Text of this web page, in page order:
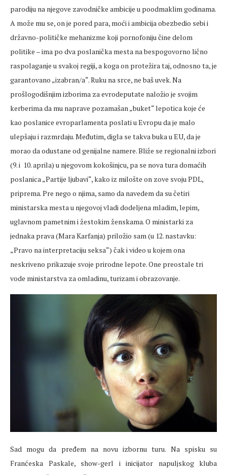
parodiju na njegove zavodničke ambicije u poodmaklim godinama.
A može mu se, on je pored para, moći i ambicija obezbedio sebi i
državno-političke mehanizme koji pornofoniju čine delom
politike – ima po dva poslanička mesta na bespogovorno lično
raspolaganje u svakoj regiji, a koga on protežira taj, odnosno ta, je
garantovano „izabran/a“. Ruku na srce, ne baš uvek. Na
prošlogodišnjim izborima za evrodeputate naložio je svojim
kerberima da mu naprave pozamašan „buket“ lepotica koje će
kao poslanice evroparlamenta poslati u Evropu da je malo
ulepšaju i razmrdaju. Međutim, digla se takva buka u EU, da je
morao da odustane od genijalne namere. Bliže se regionalni izbori
(9. i 10. aprila) u njegovom kokošinjcu, pa se nova tura domaćih
poslanica „Partije ljubavi“, kako iz milošte on zove svoju PDL,
priprema. Pre nego o njima, samo da navedem da su četiri
ministarska mesta u njegovoj vladi dodeljena mladim, lepim,
uglavnom pametnim i žestokim ženskama. O ministarki za
jednaka prava (Mara Karfanja) priložio sam (u 12. nastavku:
„Pravo na interpretaciju seksa“) čak i video u kojem ona
neskriveno prikazuje svoje prirodne lepote. One preostale tri
vode ministarstva za omladinu, turizam i obrazovanje.
Sad mogu da pređem na novu izbornu turu. Na spisku su
Franćeska Paskale, show-gerl i inicijator napuljskog kluba